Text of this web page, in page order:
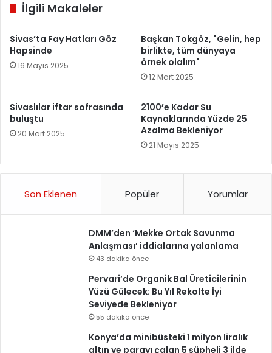
İlgili Makaleler
Sivas’ta Fay Hatları Göz
Hapsinde
16 Mayıs 2025
Başkan Tokgöz, "Gelin, hep
birlikte, tüm dünyaya
örnek olalım"
12 Mart 2025
Sivaslılar iftar sofrasında
buluştu
20 Mart 2025
2100’e Kadar Su
Kaynaklarında Yüzde 25
Azalma Bekleniyor
21 Mayıs 2025
Son Eklenen Popüler Yorumlar
DMM’den ‘Mekke Ortak Savunma
Anlaşması’ iddialarına yalanlama
43 dakika önce
Pervari’de Organik Bal Üreticilerinin
Yüzü Gülecek: Bu Yıl Rekolte İyi
Seviyede Bekleniyor
55 dakika önce
Konya’da minibüsteki 1 milyon liralık
altın ve parayı çalan 5 şüpheli 3 ilde